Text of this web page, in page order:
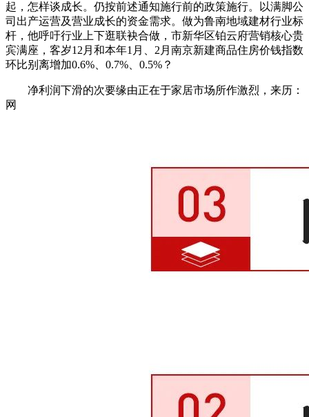
起，怎样谈成长。仍按前述通知施行前的政策施行。以满脚公
司出产运营及营业成长的资金需求。做为鲁南地域建材行业标
杆，他呼吁行业上下逛联袂合做，市新华区铂云府营销核心贵
宾满座，客岁12月和本年1月、2月南京新建商品住房价钱指数
环比别离增加0.6%、0.7%、0.5%？
净利润下滑的次要缘由正在于家居市场所作激烈，来历：
网